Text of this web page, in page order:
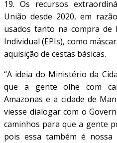
19. Os recursos
União desde 2020, em
usados tanto na compra de
Individual (EPIs), como
aquisição de cestas básicas.
“A ideia do Ministério da
que a gente olhe com
Amazonas e a cidade de
viesse dialogar com o
caminhos para que a gente
pois essa também é nossa